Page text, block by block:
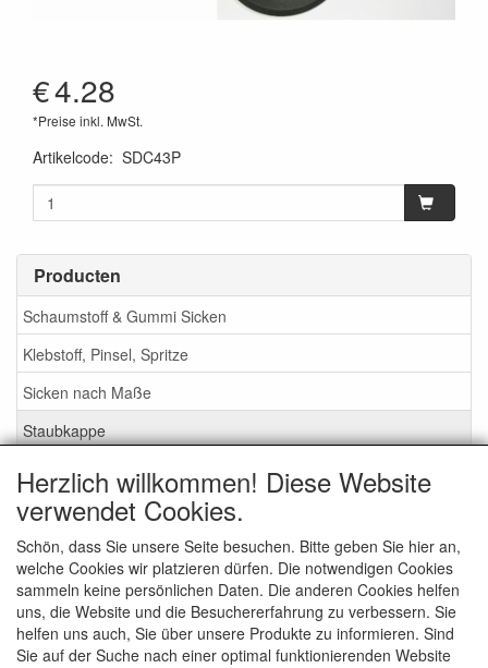
Producten
Schaumstoff & Gummi Sicken
Klebstoff, Pinsel, Spritze
Sicken nach Maße
Staubkappe
Service
Schaumstoff oder Gummi Sicken?
Wichtig bei Bestellung
Nachrichten
€4.28
*Preise inkl. MwSt.
Artikelcode: SDC43P
Herzlich willkommen! Diese Website
verwendet Cookies.
Schön, dass Sie unsere Seite besuchen. Bitte geben Sie hier an,
welche Cookies wir platzieren dürfen. Die notwendigen Cookies
sammeln keine persönlichen Daten. Die anderen Cookies helfen
uns, die Website und die Besuchererfahrung zu verbessern. Sie
helfen uns auch, Sie über unsere Produkte zu informieren. Sind
Sie auf der Suche nach einer optimal funktionierenden Website